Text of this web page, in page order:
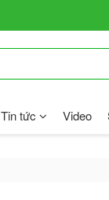
Tin tức Video